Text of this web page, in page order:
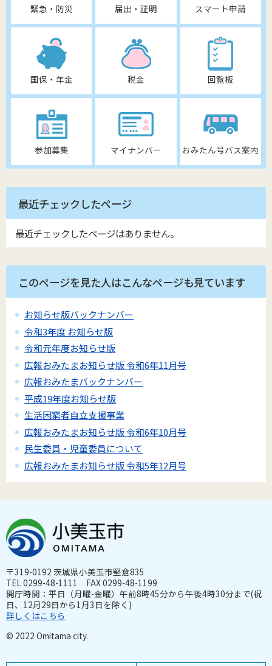
緊急・防災 届出・証明 スマート申請
国保・年金 税金 回覧板
参加募集 マイナンバー おみたん号バス案内
最近チェックしたページ
最近チェックしたページはありません。
このページを見た人はこんなページも見ています
お知らせ版バックナンバー
令和3年度 お知らせ版
令和元年度お知らせ版
広報おみたまお知らせ版 令和6年11月号
広報おみたまバックナンバー
平成19年度お知らせ版
生活困窮者自立支援事業
広報おみたまお知らせ版 令和6年10月号
民生委員・児童委員について
広報おみたまお知らせ版 令和5年12月号
〒319-0192 茨城県小美玉市堅倉835
TEL 0299-48-1111 FAX 0299-48-1199
開庁時間：平日（月曜-金曜）午前8時45分から午後4時30分まで(祝
日、12月29日から1月3日を除く)
詳しくはこちら
© 2022 Omitama city.